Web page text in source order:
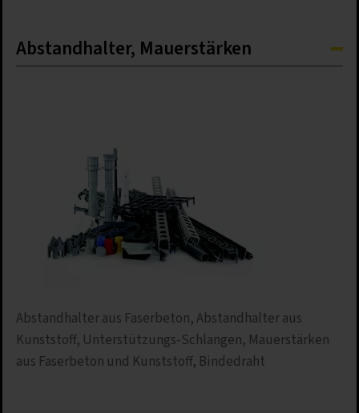
Abstandhalter, Mauerstärken
Abstandhalter aus Faserbeton, Abstandhalter aus
Kunststoff, Unterstützungs-Schlangen, Mauerstärken
aus Faserbeton und Kunststoff, Bindedraht